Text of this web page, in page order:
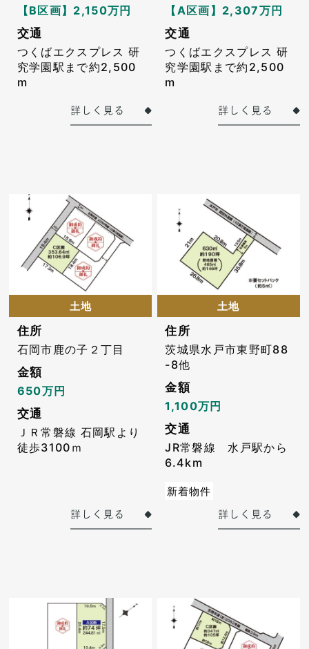
【B区画】2,150万円
交通
つくばエクスプレス 研
究学園駅まで約2,500
m
【A区画】2,307万円
交通
つくばエクスプレス 研
究学園駅まで約2,500
m
土地
住所
石岡市鹿の子２丁目
金額
650万円
交通
ＪＲ常磐線 石岡駅より
徒歩3100ｍ
土地
住所
茨城県水戸市東野町88
-8他
金額
1,100万円
交通
JR常磐線 水戸駅から
6.4km
新着物件